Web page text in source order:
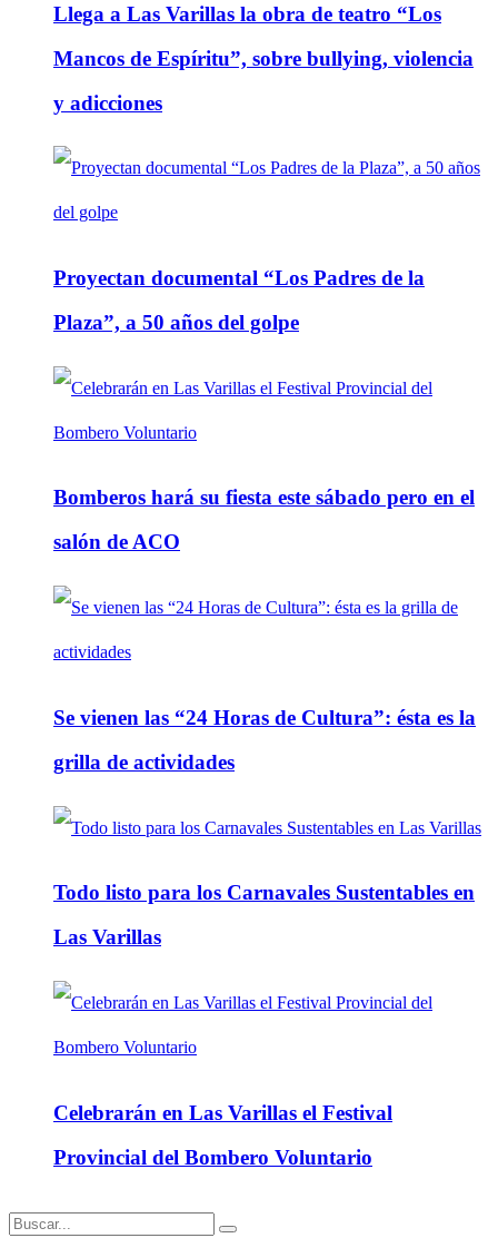
Llega a Las Varillas la obra de teatro “Los
Mancos de Espíritu”, sobre bullying, violencia
y adicciones
Proyectan documental “Los Padres de la
Plaza”, a 50 años del golpe
Bomberos hará su fiesta este sábado pero en el
salón de ACO
Se vienen las “24 Horas de Cultura”: ésta es la
grilla de actividades
Todo listo para los Carnavales Sustentables en
Las Varillas
Celebrarán en Las Varillas el Festival
Provincial del Bombero Voluntario